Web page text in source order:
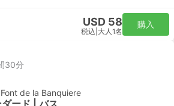
USD 58
税込 大人1名
購入
30分
de la Banquiere
ダード | バス